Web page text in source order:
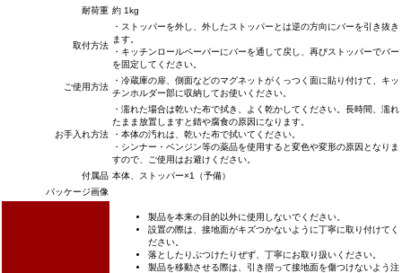
耐荷重 約 1kg
取付方法
・ストッパーを外し、外したストッパーとは逆の方向にバーを引き抜き
ます。
・キッチンロールペーパーにバーを通して戻し、再びストッパーでバー
を固定してください。
ご使用方法
・冷蔵庫の扉、側面などのマグネットがくっつく面に貼り付けて、キッ
チンホルダー部に収納してお使いください。
お手入れ方法
・濡れた場合は乾いた布で拭き、よく乾かしてください。長時間、濡れ
たまま放置しますと錆や腐食の原因になります。
・本体の汚れは、乾いた布で拭いてください。
・シンナー・ベンジン等の薬品を使用すると変色や変形の原因となりま
すので、ご使用はお避けください。
付属品 本体、ストッパー×1（予備）
パッケージ画像
製品を本来の目的以外に使用しないでください。
設置の際は、接地面がキズつかないように丁寧に取り付けてく
ださい。
落としたりぶつけたりぜず、丁寧にお取り扱いください。
製品を移動させる際は、引き摺って接地面を傷つけないよう注